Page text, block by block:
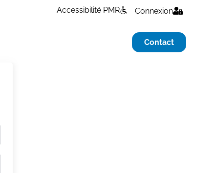
Accessibilité PMR Connexion
Contact